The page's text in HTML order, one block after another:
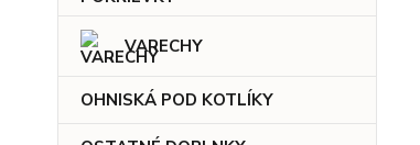
VARECHY
OHNISKÁ POD KOTLÍKY